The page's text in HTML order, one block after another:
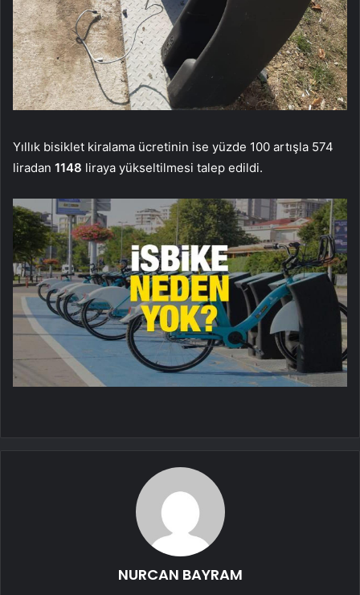
Yıllık bisiklet kiralama ücretinin ise yüzde 100 artışla 574
liradan 1148 liraya yükseltilmesi talep edildi.
NURCAN BAYRAM